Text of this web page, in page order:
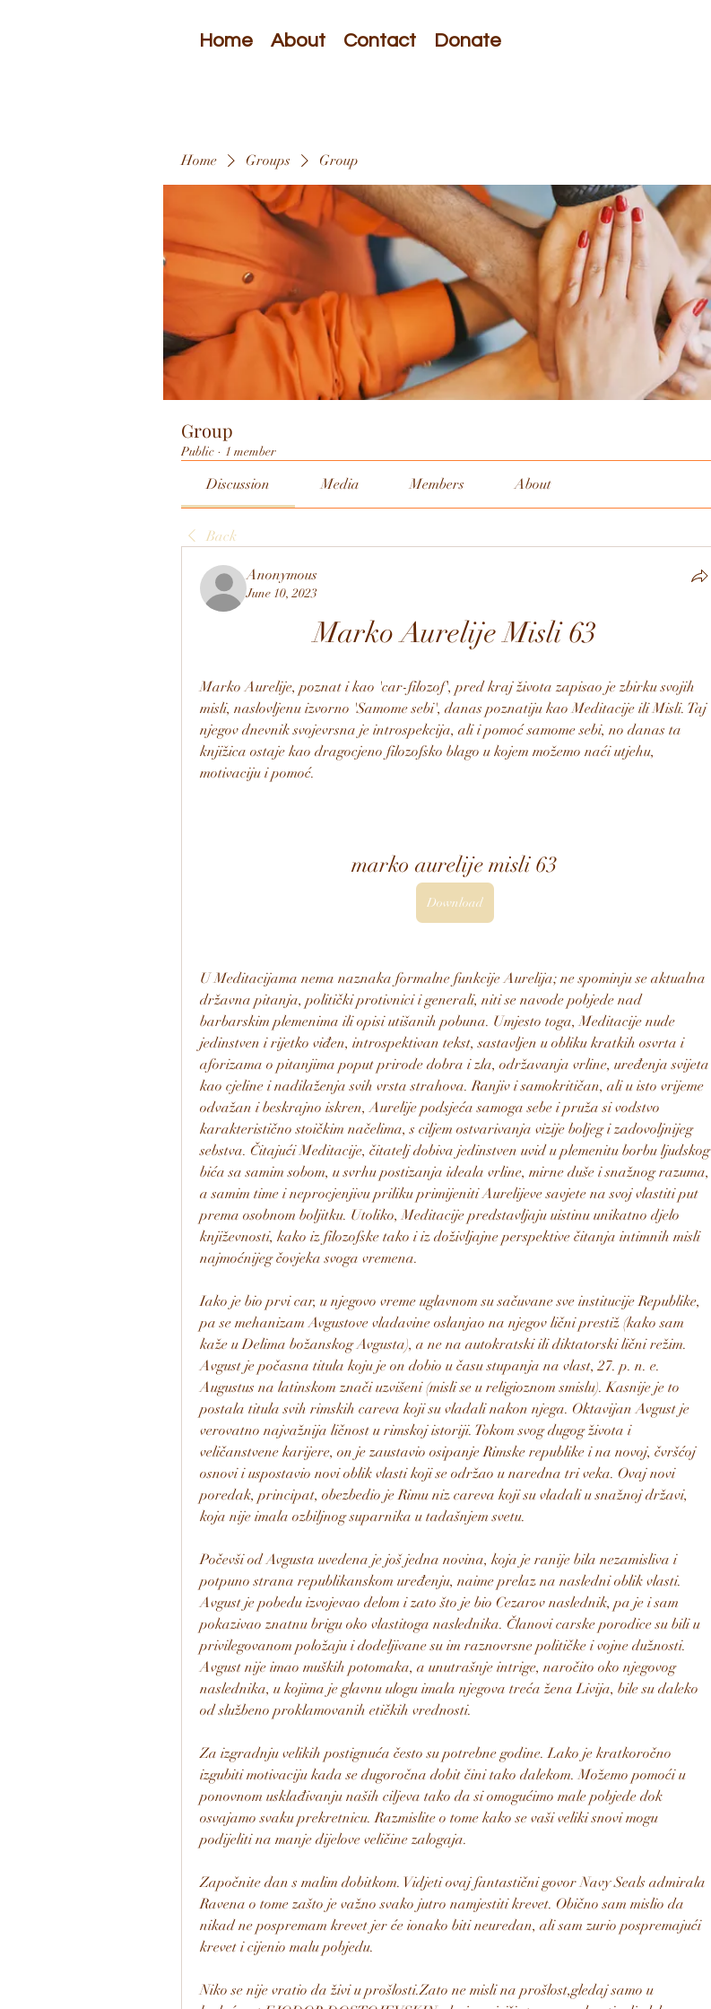
Home About Contact Donate
Home Groups Group
Group
Public · 1 member
Discussion Media Members About
Back
Anonymous
June 10, 2023
Marko Aurelije Misli 63
Marko Aurelije, poznat i kao 'car-filozof', pred kraj života zapisao je zbirku svojih
misli, naslovljenu izvorno 'Samome sebi', danas poznatiju kao Meditacije ili Misli. Taj
njegov dnevnik svojevrsna je introspekcija, ali i pomoć samome sebi, no danas ta
knjižica ostaje kao dragocjeno filozofsko blago u kojem možemo naći utjehu,
motivaciju i pomoć.
marko aurelije misli 63
Download
U Meditacijama nema naznaka formalne funkcije Aurelija; ne spominju se aktualna
državna pitanja, politički protivnici i generali, niti se navode pobjede nad
barbarskim plemenima ili opisi utišanih pobuna. Umjesto toga, Meditacije nude
jedinstven i rijetko viđen, introspektivan tekst, sastavljen u obliku kratkih osvrta i
aforizama o pitanjima poput prirode dobra i zla, održavanja vrline, uređenja svijeta
kao cjeline i nadilaženja svih vrsta strahova. Ranjiv i samokritičan, ali u isto vrijeme
odvažan i beskrajno iskren, Aurelije podsjeća samoga sebe i pruža si vodstvo
karakteristično stoičkim načelima, s ciljem ostvarivanja vizije boljeg i zadovoljnijeg
sebstva. Čitajući Meditacije, čitatelj dobiva jedinstven uvid u plemenitu borbu ljudskog
bića sa samim sobom, u svrhu postizanja ideala vrline, mirne duše i snažnog razuma,
a samim time i neprocjenjivu priliku primijeniti Aurelijeve savjete na svoj vlastiti put
prema osobnom boljitku. Utoliko, Meditacije predstavljaju uistinu unikatno djelo
književnosti, kako iz filozofske tako i iz doživljajne perspektive čitanja intimnih misli
najmoćnijeg čovjeka svoga vremena.
Iako je bio prvi car, u njegovo vreme uglavnom su sačuvane sve institucije Republike,
pa se mehanizam Avgustove vladavine oslanjao na njegov lični prestiž (kako sam
kaže u Delima božanskog Avgusta), a ne na autokratski ili diktatorski lični režim.
Avgust je počasna titula koju je on dobio u času stupanja na vlast, 27. p. n. e.
Augustus na latinskom znači uzvišeni (misli se u religioznom smislu). Kasnije je to
postala titula svih rimskih careva koji su vladali nakon njega. Oktavijan Avgust je
verovatno najvažnija ličnost u rimskoj istoriji. Tokom svog dugog života i
veličanstvene karijere, on je zaustavio osipanje Rimske republike i na novoj, čvršćoj
osnovi i uspostavio novi oblik vlasti koji se održao u naredna tri veka. Ovaj novi
poredak, principat, obezbedio je Rimu niz careva koji su vladali u snažnoj državi,
koja nije imala ozbiljnog suparnika u tadašnjem svetu.
Počevši od Avgusta uvedena je još jedna novina, koja je ranije bila nezamisliva i
potpuno strana republikanskom uređenju, naime prelaz na nasledni oblik vlasti.
Avgust je pobedu izvojevao delom i zato što je bio Cezarov naslednik, pa je i sam
pokazivao znatnu brigu oko vlastitoga naslednika. Članovi carske porodice su bili u
privilegovanom položaju i dodeljivane su im raznovrsne političke i vojne dužnosti.
Avgust nije imao muških potomaka, a unutrašnje intrige, naročito oko njegovog
naslednika, u kojima je glavnu ulogu imala njegova treća žena Livija, bile su daleko
od službeno proklamovanih etičkih vrednosti.
Za izgradnju velikih postignuća često su potrebne godine. Lako je kratkoročno
izgubiti motivaciju kada se dugoročna dobit čini tako dalekom. Možemo pomoći u
ponovnom usklađivanju naših ciljeva tako da si omogućimo male pobjede dok
osvajamo svaku prekretnicu. Razmislite o tome kako se vaši veliki snovi mogu
podijeliti na manje dijelove veličine zalogaja.
Započnite dan s malim dobitkom. Vidjeti ovaj fantastični govor Navy Seals admirala
Ravena o tome zašto je važno svako jutro namjestiti krevet. Obično sam mislio da
nikad ne pospremam krevet jer će ionako biti neuredan, ali sam zurio pospremajući
krevet i cijenio malu pobjedu.
Niko se nije vratio da živi u prošlosti.Zato ne misli na prošlost,gledaj samo u